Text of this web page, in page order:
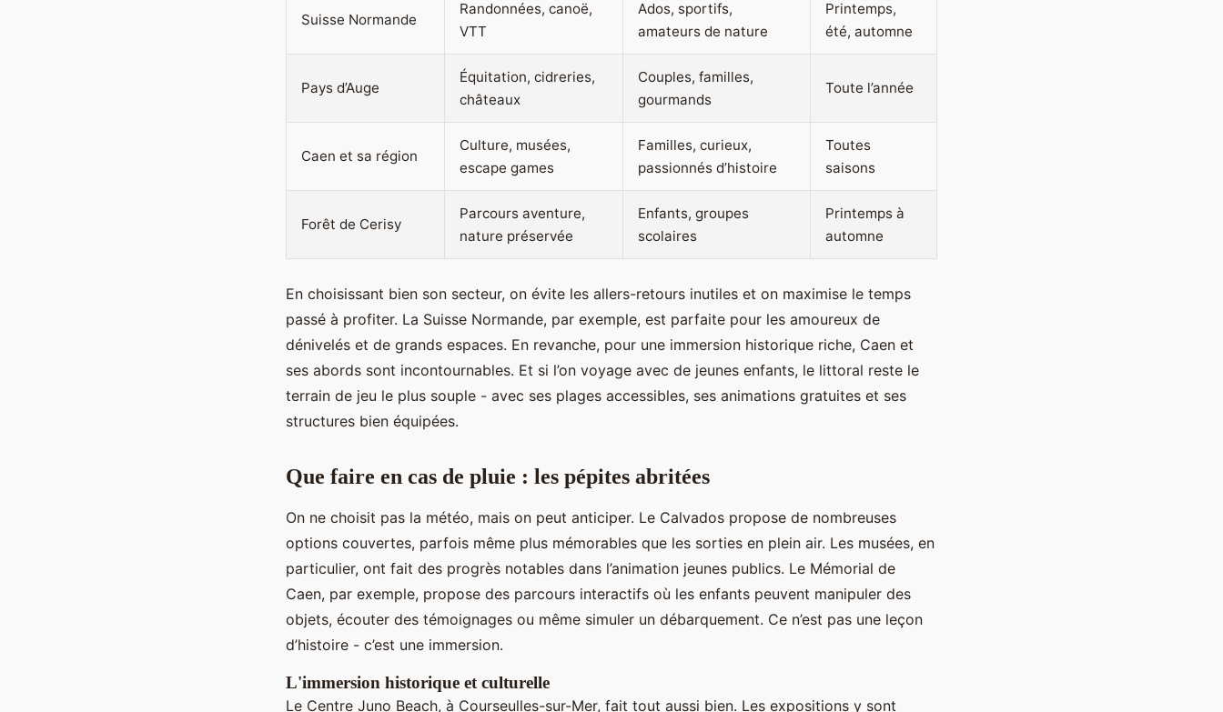
Suisse Normande
Randonnées, canoë,
VTT
Ados, sportifs,
amateurs de nature
Printemps,
été, automne
Pays d’Auge
Équitation, cidreries,
châteaux
Couples, familles,
gourmands
Toute l’année
Caen et sa région
Culture, musées,
escape games
Familles, curieux,
passionnés d’histoire
Toutes
saisons
Forêt de Cerisy
Parcours aventure,
nature préservée
Enfants, groupes
scolaires
Printemps à
automne
En choisissant bien son secteur, on évite les allers-retours inutiles et on maximise le temps
passé à profiter. La Suisse Normande, par exemple, est parfaite pour les amoureux de
dénivelés et de grands espaces. En revanche, pour une immersion historique riche, Caen et
ses abords sont incontournables. Et si l’on voyage avec de jeunes enfants, le littoral reste le
terrain de jeu le plus souple - avec ses plages accessibles, ses animations gratuites et ses
structures bien équipées.
Que faire en cas de pluie : les pépites abritées
On ne choisit pas la météo, mais on peut anticiper. Le Calvados propose de nombreuses
options couvertes, parfois même plus mémorables que les sorties en plein air. Les musées, en
particulier, ont fait des progrès notables dans l’animation jeunes publics. Le Mémorial de
Caen, par exemple, propose des parcours interactifs où les enfants peuvent manipuler des
objets, écouter des témoignages ou même simuler un débarquement. Ce n’est pas une leçon
d’histoire - c’est une immersion.
L'immersion historique et culturelle
Le Centre Juno Beach, à Courseulles-sur-Mer, fait tout aussi bien. Les expositions y sont